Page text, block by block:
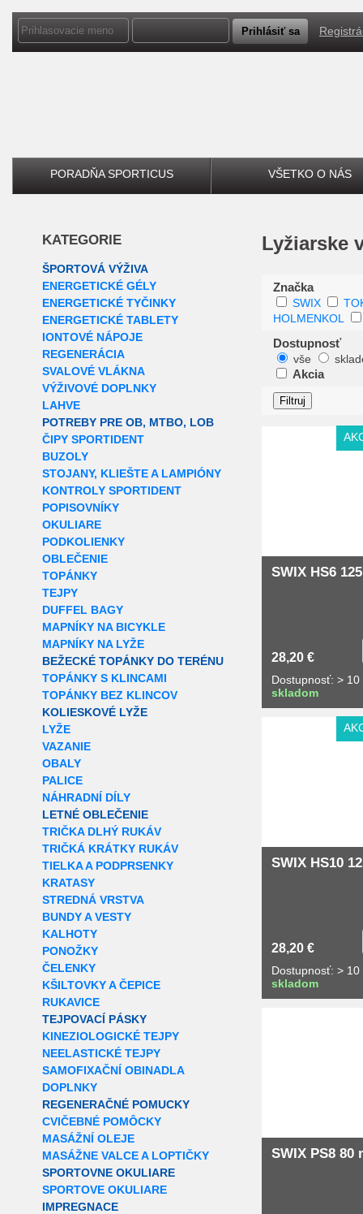
PORADŇA SPORTICUS VŠETKO O NÁS
KATEGORIE
ŠPORTOVÁ VÝŽIVA
ENERGETICKÉ GÉLY
ENERGETICKÉ TYČINKY
ENERGETICKÉ TABLETY
IONTOVÉ NÁPOJE
REGENERÁCIA
SVALOVÉ VLÁKNA
VÝŽIVOVÉ DOPLNKY
LAHVE
POTREBY PRE OB, MTBO, LOB
ČIPY SPORTIDENT
BUZOLY
STOJANY, KLIEŠTE A LAMPIÓNY
KONTROLY SPORTIDENT
POPISOVNÍKY
OKULIARE
PODKOLIENKY
OBLEČENIE
TOPÁNKY
TEJPY
DUFFEL BAGY
MAPNÍKY NA BICYKLE
MAPNÍKY NA LYŽE
BEŽECKÉ TOPÁNKY DO TERÉNU
TOPÁNKY S KLINCAMI
TOPÁNKY BEZ KLINCOV
KOLIESKOVÉ LYŽE
LYŽE
VAZANIE
OBALY
PALICE
NÁHRADNÍ DÍLY
LETNÉ OBLEČENIE
TRIČKA DLHÝ RUKÁV
TRIČKÁ KRÁTKY RUKÁV
TIELKA A PODPRSENKY
KRATASY
STREDNÁ VRSTVA
BUNDY A VESTY
KALHOTY
PONOŽKY
ČELENKY
KŠILTOVKY A ČEPICE
RUKAVICE
TEJPOVACÍ PÁSKY
KINEZIOLOGICKÉ TEJPY
NEELASTICKÉ TEJPY
SAMOFIXAČNÍ OBINADLA
DOPLNKY
REGENERAČNÉ POMUCKY
CVIČEBNÉ POMÔCKY
MASÁŽNÍ OLEJE
MASÁŽNE VALCE A LOPTIČKY
SPORTOVNE OKULIARE
SPORTOVE OKULIARE
IMPREGNACE
Lyžiarske
Značka
SWIX
HOLMENKOL
Dostupnosť
vše
Akcia
SWIX HS6
28,20 €
Dostupnosť: > 10
skladom
SWIX HS10
28,20 €
Dostupnosť: > 10
skladom
SWIX PS8 80